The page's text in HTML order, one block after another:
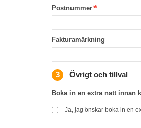
Postnummer
Fakturamärkning
Övrigt och tillval
Boka in en extra natt innan
Ja, jag önskar boka in en